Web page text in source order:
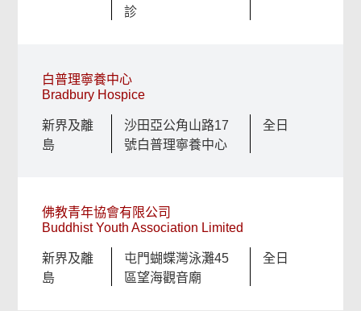
診
白普理寧養中心
Bradbury Hospice
新界及離
島
沙田亞公角山路17
號白普理寧養中心
全日
佛教青年協會有限公司
Buddhist Youth Association Limited
新界及離
島
屯門蝴蝶灣泳灘45
區望海觀音廟
全日